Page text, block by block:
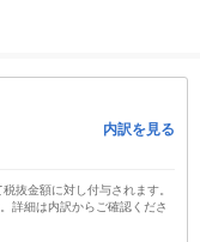
内訳を見る
抜金額に対し付与されます。
詳細は内訳からご確認くださ